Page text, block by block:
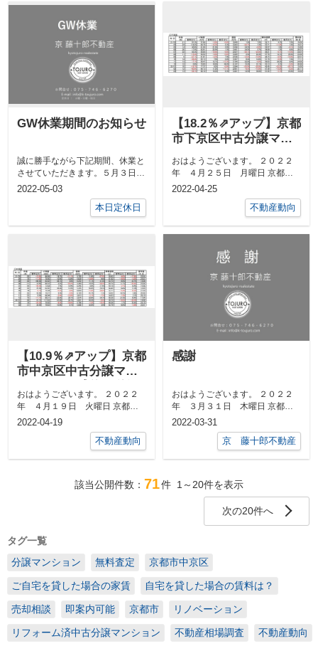
GW休業期間のお知らせ
誠に勝手ながら下記期間、休業と
させていただきます。５月３日
(火)～５月５日(木)2022年５月6
2022-05-03
本日定休日
【18.2％⇗アップ】京都
市下京区中古分譲マン
ション３月成約㎡単価
前年対比
おはようございます。 ２０２２
年 ４月２５日 月曜日 京都市
中京区 最高気温２９度、 最
2022-04-25
不動産動向
【10.9％⇗アップ】京都
市中京区中古分譲マン
前年対比
おはようございます。 ２０２２
年 ４月１９日 火曜日 京都市
中京区 最高気温２４度、 最
2022-04-19
不動産動向
感謝
おはようございます。 ２０２２
年 ３月３１日 木曜日 京都市
中京区 最高気温１６度、 最
2022-03-31
京 藤十郎不動産
該当公開件数： 71件 1～20件を表示
次の20件へ
タグ一覧
分譲マンション
無料査定 京都市中京区
ご自宅を貸した場合の家賃 自宅を貸した場合の賃料は？
売却相談 即案内可能 京都市 リノベーション
リフォーム済中古分譲マンション 不動産相場調査 不動産動向